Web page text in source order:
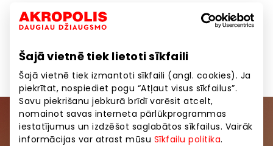
Šajā vietnē tiek lietoti sīkfaili
Šajā vietnē tiek izmantoti sīkfaili (angl. cookies). Ja
piekrītat, nospiediet pogu “Atļaut visus sīkfailus”.
Savu piekrišanu jebkurā brīdī varēsit atcelt,
nomainot savas interneta pārlūkprogrammas
iestatījumus un izdzēšot saglabātos sīkfailus. Vairāk
informācijas var atrast mūsu Sīkfailu politika.
vismaz 2! Tikai ar One Family karti! Atlaide tiek
apģērbam vai apavu pārim. Atlaides nesummējas.
Pievienojieties mūsu kopienai